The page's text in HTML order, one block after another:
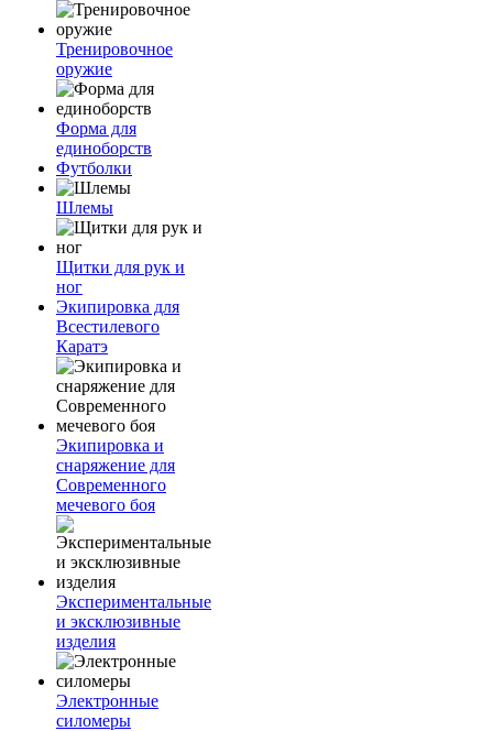
Тренировочное
оружие
Форма для
единоборств
Футболки
Шлемы
Щитки для рук и
ног
Экипировка для
Всестилевого
Каратэ
Экипировка и
снаряжение для
Современного
мечевого боя
Экспериментальные
и эксклюзивные
изделия
Электронные
силомеры